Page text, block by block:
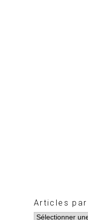
Articles